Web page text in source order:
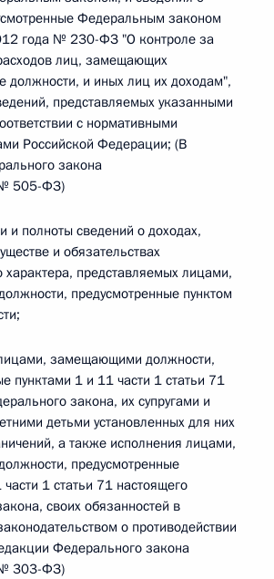
Федеральным законом
года № 230-ФЗ "О контроле за
лиц, замещающих
должности, и иных лиц их доходам",
представляемых указанными
с нормативными
Российской Федерации; (В
закона
505-ФЗ)
и полноты сведений о доходах,
и обязательствах
характера, представляемых лицами,
предусмотренные пунктом
замещающими должности,
пунктами 1 и 11 части 1 статьи 71
закона, их супругами и
детьми установленных для них
а также исполнения лицами,
предусмотренные
1 статьи 71 настоящего
своих обязанностей в
о противодействии
Федерального закона
303-ФЗ)